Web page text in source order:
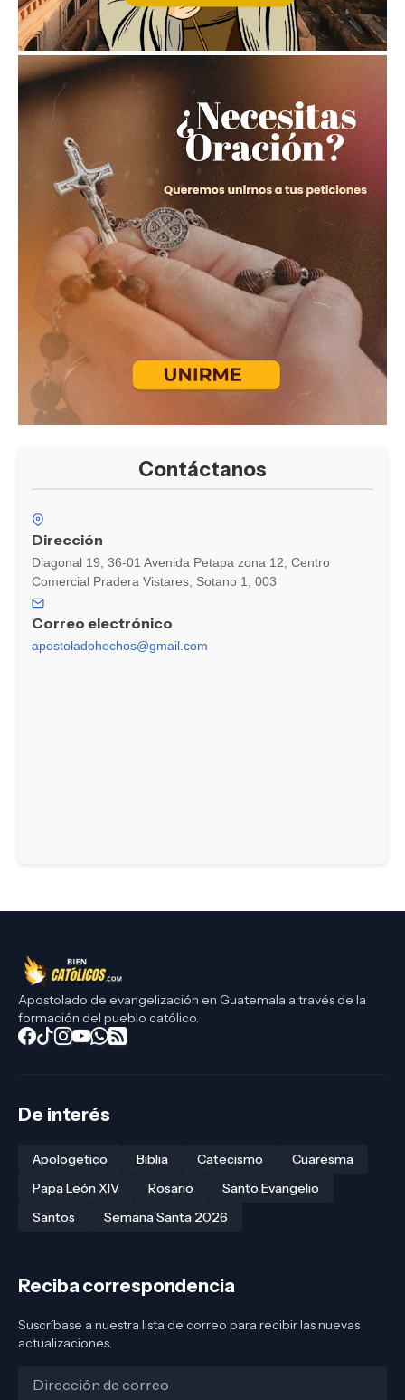
Contáctanos
Dirección
Diagonal 19, 36-01 Avenida Petapa zona 12, Centro
Comercial Pradera Vistares, Sotano 1, 003
Correo electrónico
apostoladohechos@gmail.com
Apostolado de evangelización en Guatemala a través de la
formación del pueblo católico.
De interés
Apologetico Biblia Catecismo
Cuaresma
Papa León XIV
Rosario
Santo Evangelio
Santos
Semana Santa 2026
Reciba correspondencia
Suscríbase a nuestra lista de correo para recibir las nuevas
actualizaciones.